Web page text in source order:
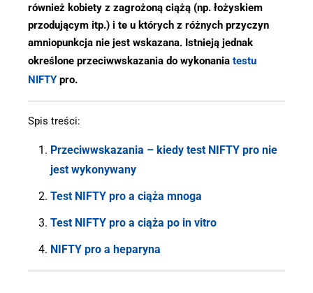
również kobiety z zagrożoną ciążą (np. łożyskiem
przodującym itp.) i te u których z różnych przyczyn
amniopunkcja nie jest wskazana. Istnieją jednak
określone przeciwwskazania do wykonania testu
NIFTY pro.
Spis treści:
Przeciwwskazania – kiedy test NIFTY pro nie
jest wykonywany
Test NIFTY pro a ciąża mnoga
Test NIFTY pro a ciąża po in vitro
NIFTY pro a heparyna